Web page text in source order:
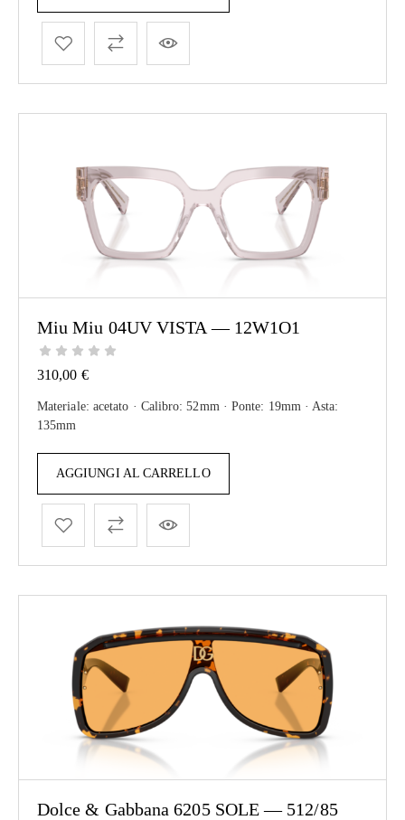
Miu Miu 04UV VISTA — 12W1O1
310,00 €
Materiale: acetato · Calibro: 52mm · Ponte: 19mm · Asta:
135mm
AGGIUNGI AL CARRELLO
Dolce & Gabbana 6205 SOLE — 512/85